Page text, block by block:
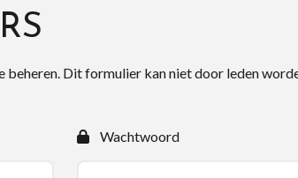
Dit formulier kan niet door leden
Wachtwoord